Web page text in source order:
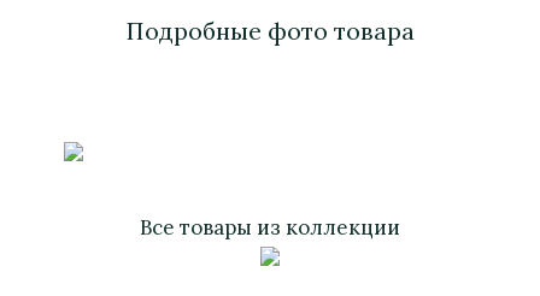
Подробные фото товара
Все товары из коллекции